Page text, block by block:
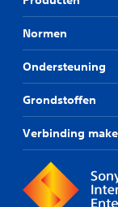
Normen
Ondersteuning
Grondstoffen
Verbinding